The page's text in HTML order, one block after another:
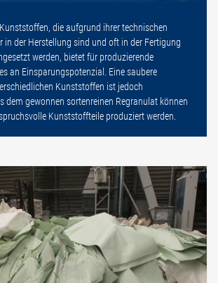
die aufgrund ihrer technischen
in der Herstellung sind und oft in der Fertigung
werden, bietet für produzierende
an Einsparungspotenzial. Eine saubere
Kunststoffen ist jedoch
dem gewonnen sortenreinen Regranulat können
Kunststoffteile produziert werden.